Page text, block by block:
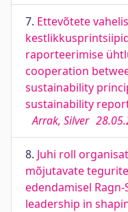
7. Ettevõtete
raporteerimise
cooperation
sustainability
sustainability
Arrak, Silver
8. Juhi roll
mõjutavate
edendamisel
leadership in